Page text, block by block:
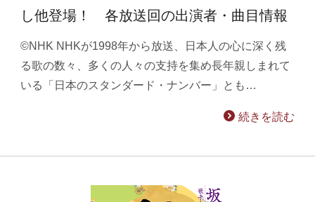
し他登場！ 各放送回の出演者・曲目情報
©NHK NHKが1998年から放送、日本人の心に深く残
る歌の数々、多くの人々の支持を集め長年親しまれて
いる「日本のスタンダード・ナンバー」とも…
続きを読む